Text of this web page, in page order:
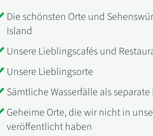
Die schönsten Orte und
Island
Unsere Lieblingscafés und
Unsere Lieblingsorte
Sämtliche Wasserfälle als separate
Geheime Orte, die wir nicht in
veröffentlicht haben